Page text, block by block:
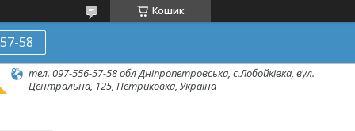
Кошик
58
тел. 097-556-57-58 обл Дніпропетровська, с.Лобойківка, вул.
Центральна, 125, Петриковка, Україна